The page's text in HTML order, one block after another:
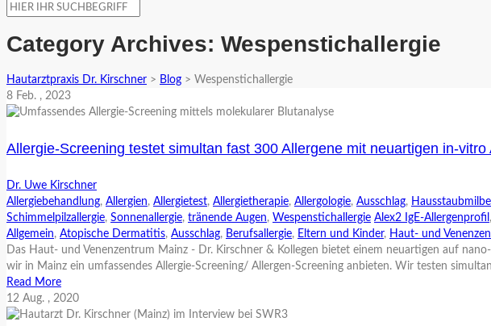
Category Archives: Wespenstichallergie
Hautarztpraxis Dr. Kirschner > Blog > Wespenstichallergie
8 Feb. , 2023
Allergie-Screening testet simultan fast 300 Allergene mit neuartigen in-
Dr. Uwe Kirschner
Allergiebehandlung, Allergien, Allergietest, Allergietherapie, Allergologie, Ausschlag,
Schimmelpilzallergie, Sonnenallergie, tränende Augen, Wespenstichallergie Alex2 IgE-Allergenprofil ,
Allgemein, Atopische Dermatitis, Ausschlag, Berufsallergie, Eltern und Kinder, Haut- und
Das Haut- und Venenzentrum Mainz - Dr. Kirschner & Kollegen bietet einem neuartigen auf
wir in Mainz ein umfassendes Allergie-Screening/ Allergen-Screening anbieten. Wir testen
Read More
12 Aug. , 2020